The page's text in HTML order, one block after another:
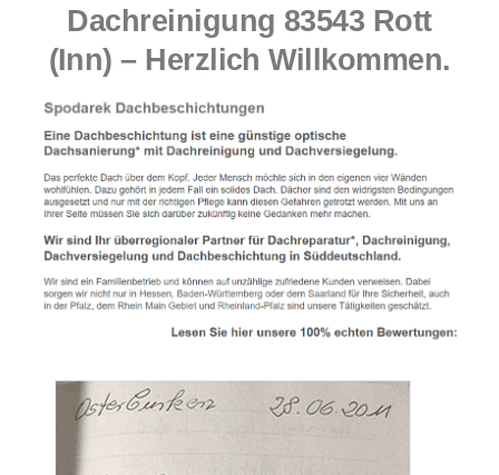
Dachreinigung 83543 Rott
(Inn) – Herzlich Willkommen.